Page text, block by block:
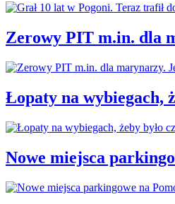
Zerowy PIT m.in. dla
Łopaty na wybiegach,
Nowe miejsca